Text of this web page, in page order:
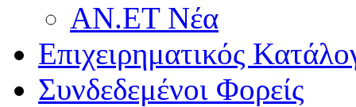
ΑΝ.ΕΤ Νέα
Επιχειρηματικός
Συνδεδεμένοι Φορείς